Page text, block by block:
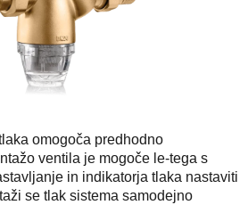
omogoča predhodno
ventila je mogoče le-tega s
in indikatorja tlaka nastaviti
se tlak sistema samodejno